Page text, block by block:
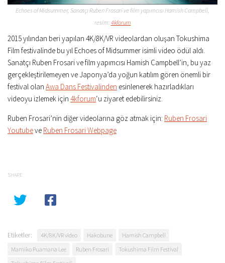
Echoes of Midsummer, Sanatçı Ruben Frosari ve film yapımcısı Hamish Campbell,
resim: 4kforum
2015 yılından beri yapılan 4K/8K/VR videolardan oluşan Tokushima
Film festivalinde bu yıl Echoes of Midsummer isimli video ödül aldı.
Sanatçı Ruben Frosari ve film yapımcısı Hamish Campbell’in, bu yaz
gerçekleştirilemeyen ve Japonya’da yoğun katılım gören önemli bir
festival olan Awa Dans Festivalinden esinlenerek hazırladıkları
videoyu izlemek için 4kforum‘u ziyaret edebilirsiniz.
Ruben Frosari’nin diğer videolarına göz atmak için: Ruben Frosari
Youtubeve Ruben Frosari Webpage
SHARE
Etiketler: 4K/8K/VR video Hakobune
Hamish Campbell
Mamiko Puamana Lee
Ruben Frosari
Tokushima Film Festival